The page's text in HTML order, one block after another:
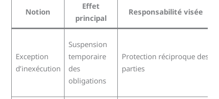
Notion
Effet
principal
Responsabilité visée
Exception
d’inexécution
Suspension
temporaire
des
obligations
Protection réciproque des
parties